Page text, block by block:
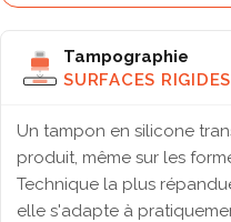
Tampographie
SURFACES
Un tampon en silicone
produit, même sur les
Technique la plus
elle s'adapte à